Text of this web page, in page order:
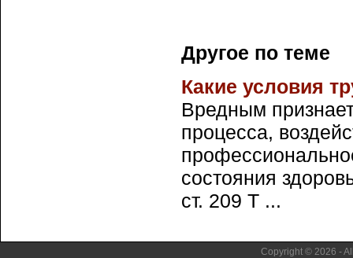
Другое по теме
Какие условия
Вредным
процесса,
состояния
ст. 209 Т ...
Copyright © 2026 -